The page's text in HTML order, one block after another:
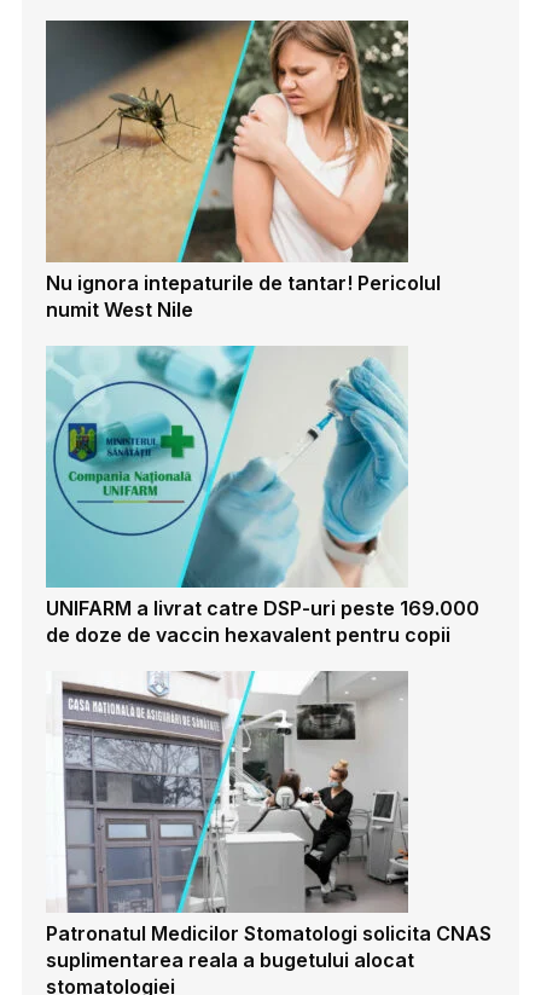
Nu ignora intepaturile de tantar! Pericolul
numit West Nile
UNIFARM a livrat catre DSP-uri peste 169.000
de doze de vaccin hexavalent pentru copii
Patronatul Medicilor Stomatologi solicita CNAS
suplimentarea reala a bugetului alocat
stomatologiei